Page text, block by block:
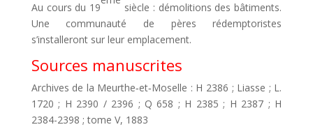
Au cours du 19
siècle : démolitions des bâtiments.
Une communauté de pères rédemptoristes
s’installeront sur leur emplacement.
Sources manuscrites
Archives de la Meurthe‑et‑Moselle : H 2386 ; Liasse ; L.
1720 ; H 2390 / 2396 ; Q 658 ; H 2385 ; H 2387 ; H
2384-2398 ; tome V, 1883